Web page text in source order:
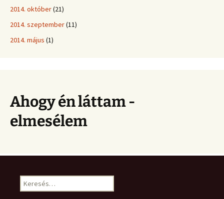
2014. október(21)
2014. szeptember(11)
2014. május (1)
Ahogy én láttam -
elmesélem
Keresés: